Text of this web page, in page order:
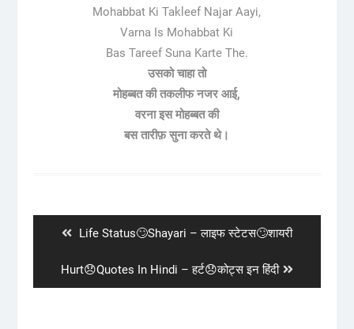
Mohabbat Ki Takleef Najar Aayi,
Varna Is Mohabbat Ki
Bas Tareef Suna Karte The.
उसको चाहा तो
मोहब्बत की तकलीफ नजर आई,
वरना इस मोहब्बत की
बस तारीफ़ सुना करते थे।
Previous
Life Status🙄Shayari – लाइफ स्टेटस🙄शायरी
Next
post:
Hurt😞Quotes In Hindi – हर्ट😞कोट्स इन हिंदी